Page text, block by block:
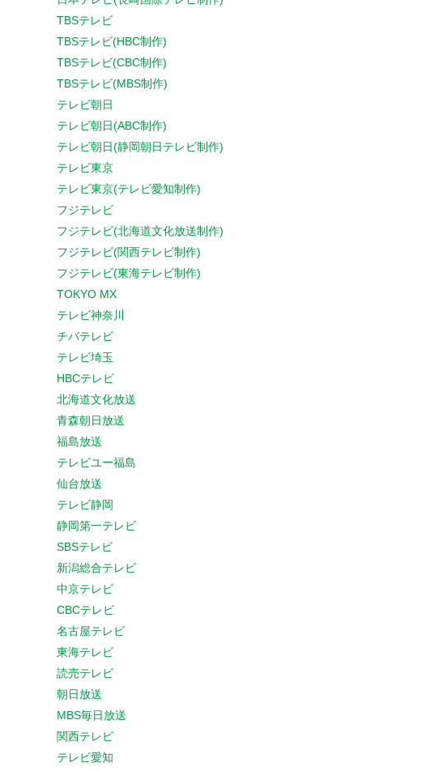
TBSテレビ
TBSテレビ(HBC制作)
TBSテレビ(CBC制作)
TBSテレビ(MBS制作)
テレビ朝日
テレビ朝日(ABC制作)
テレビ朝日(静岡朝日テレビ制作)
テレビ東京
テレビ東京(テレビ愛知制作)
フジテレビ
フジテレビ(北海道文化放送制作)
フジテレビ(関西テレビ制作)
フジテレビ(東海テレビ制作)
TOKYO MX
テレビ神奈川
チバテレビ
テレビ埼玉
HBCテレビ
北海道文化放送
青森朝日放送
福島放送
テレビユー福島
仙台放送
テレビ静岡
静岡第一テレビ
SBSテレビ
新潟総合テレビ
中京テレビ
CBCテレビ
名古屋テレビ
東海テレビ
読売テレビ
朝日放送
MBS毎日放送
関西テレビ
テレビ愛知